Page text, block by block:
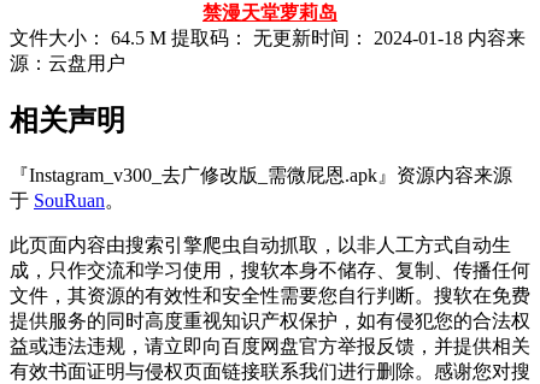
禁漫天堂萝莉岛
文件大小：
64.5 M 提取码： 无更新时间： 2024-01-18 内容来
源：云盘用户
相关声明
『Instagram_v300_去广修改版_需微屁恩.apk』资源内容来源
于 SouRuan。
此页面内容由搜索引擎爬虫自动抓取，以非人工方式自动生
成，只作交流和学习使用，搜软本身不储存、复制、传播任何
文件，其资源的有效性和安全性需要您自行判断。搜软在免费
提供服务的同时高度重视知识产权保护，如有侵犯您的合法权
益或违法违规，请立即向百度网盘官方举报反馈，并提供相关
有效书面证明与侵权页面链接联系我们进行删除。感谢您对搜